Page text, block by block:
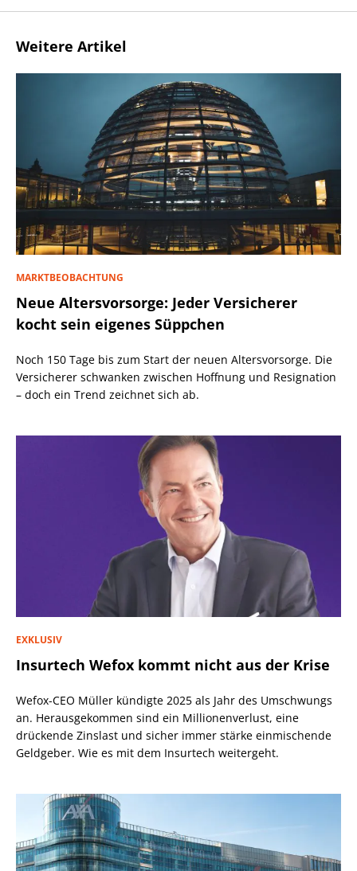
Weitere Artikel
MARKTBEOBACHTUNG
Neue Altersvorsorge: Jeder Versicherer
kocht sein eigenes Süppchen
Noch 150 Tage bis zum Start der neuen Altersvorsorge. Die
Versicherer schwanken zwischen Hoffnung und Resignation
– doch ein Trend zeichnet sich ab.
EXKLUSIV
Insurtech Wefox kommt nicht aus der Krise
Wefox-CEO Müller kündigte 2025 als Jahr des Umschwungs
an. Herausgekommen sind ein Millionenverlust, eine
drückende Zinslast und sicher immer stärke einmischende
Geldgeber. Wie es mit dem Insurtech weitergeht.